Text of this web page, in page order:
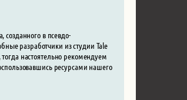
в псевдо-
разработчики из студии Tale
настоятельно рекомендуем
ресурсами нашего